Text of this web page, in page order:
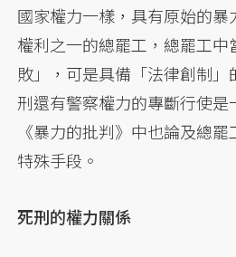
國家權力一樣，具有原始的暴
權利之一的總罷工，總罷工中
敗」，可是具備「法律創制
刑還有警察權力的專斷行使是
《暴力的批判》中也論及總
特殊手段。
死刑的權力關係